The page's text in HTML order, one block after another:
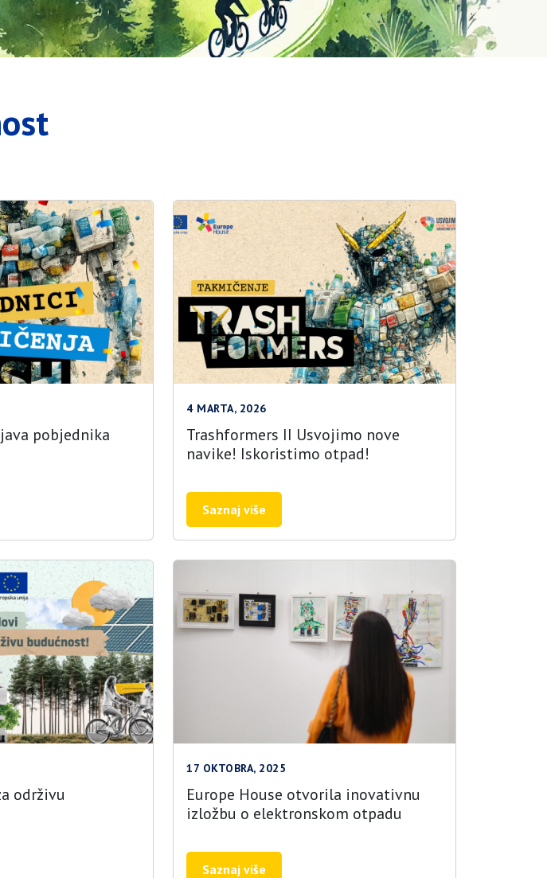
pobjednika
4 MARTA, 2026
Trashformers II Usvojimo nove
navike! Iskoristimo otpad!
Saznaj više
održivu
17 OKTOBRA, 2025
Europe House otvorila inovativnu
izložbu o elektronskom otpadu
Saznaj više